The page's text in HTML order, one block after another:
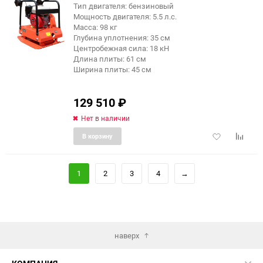
Тип двигателя: бензиновый
Мощность двигателя: 5.5 л.с.
Масса: 98 кг
Глубина уплотнения: 35 см
Центробежная сила: 18 кН
Длина плиты: 61 см
Ширина плиты: 45 см
129 510₽
Нет в наличии
Добавить
В корзину
1 2 3 4 →
наверх